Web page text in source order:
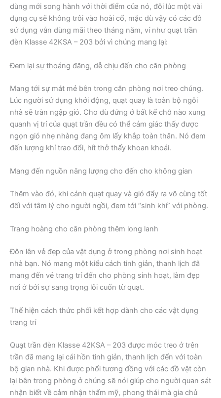
dùng mới song hành với thời điểm của nó, đôi lúc một vài
dụng cụ sẽ không trôi vào hoài cổ, mặc dù vậy có các đồ
sử dụng vẫn dùng mãi theo tháng năm, ví như quạt trần
đèn Klasse 42KSA – 203 bởi vì chúng mang lại:
Đem lại sự thoáng đãng, dễ chịu đến cho căn phòng
Mang tới sự mát mẻ bên trong căn phòng nơi treo chúng.
Lúc người sử dụng khởi động, quạt quay là toàn bộ ngôi
nhà sẽ tràn ngập gió. Cho dù đứng ở bất kể chỗ nào xung
quanh vị trí của quạt trần đều có thể cảm giác thấy được
ngọn gió nhẹ nhàng đang ôm lấy khắp toàn thân. Nó đem
đến lượng khí trao đổi, hít thở thấy khoan khoái.
Mang đến nguồn năng lượng cho đến cho không gian
Thêm vào đó, khi cánh quạt quay và gió đẩy ra vô cùng tốt
đối với tâm lý cho người ngồi, đem tới “sinh khí” với phòng.
Trang hoàng cho căn phòng thêm long lanh
Đôn lên vẻ đẹp của vật dụng ở trong phòng nơi sinh hoạt
nhà bạn. Nó mang một kiểu cách tinh giản, thanh lịch đã
mang đến vẻ trang trí đến cho phòng sinh hoạt, làm đẹp
nơi ở bởi sự sang trọng lôi cuốn từ quạt.
Thể hiện cách thức phối kết hợp dành cho các vật dụng
trang trí
Quạt trần đèn Klasse 42KSA – 203 được móc treo ở trên
trần đã mang lại cái hồn tinh giản, thanh lịch đến với toàn
bộ gian nhà. Khi được phối tương đồng với các đồ vật còn
lại bên trong phòng ở chúng sẽ nói giúp cho người quan sát
nhận biết về cảm nhận thẩm mỹ, phong thái mà gia chủ